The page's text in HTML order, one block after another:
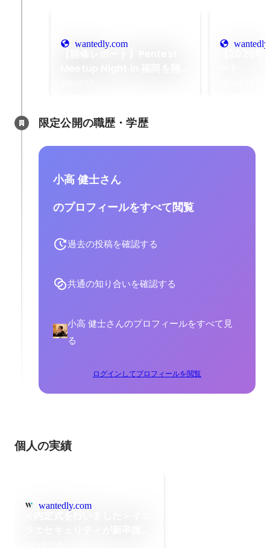
wantedly.com
限定公開の職歴・学歴
小高 健士さん
のプロフィールをすべて閲覧
過去の投稿を確認する
共通の知り合いを確認する
小高 健士さんのプロフィールをすべて見
る
ログインしてプロフィールを閲覧
個人の実績
wantedly.com